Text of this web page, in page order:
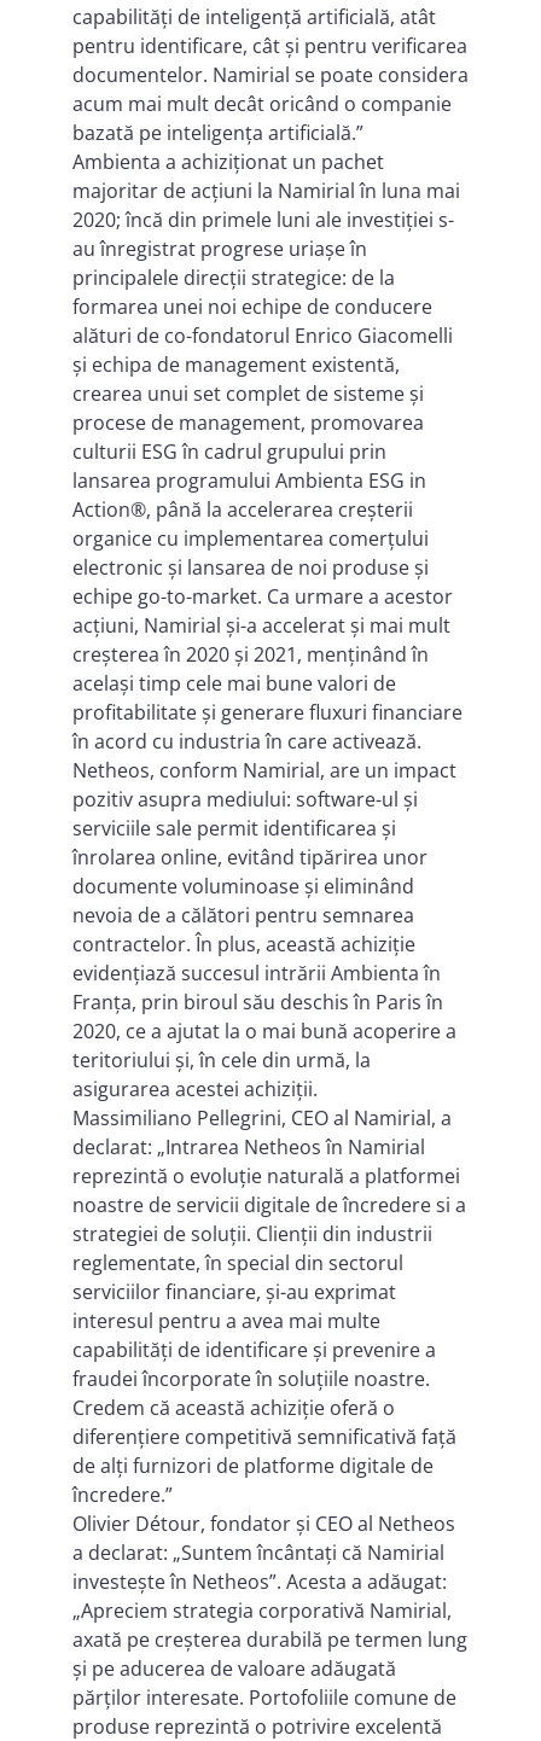
capabilități de inteligență artificială, atât
pentru identificare, cât și pentru verificarea
documentelor. Namirial se poate considera
acum mai mult decât oricând o companie
bazată pe inteligența artificială.”
Ambienta a achiziționat un pachet
majoritar de acțiuni la Namirial în luna mai
2020; încă din primele luni ale investiției s-
au înregistrat progrese uriașe în
principalele direcții strategice: de la
formarea unei noi echipe de conducere
alături de co-fondatorul Enrico Giacomelli
și echipa de management existentă,
crearea unui set complet de sisteme și
procese de management, promovarea
culturii ESG în cadrul grupului prin
lansarea programului Ambienta ESG in
Action®, până la accelerarea creșterii
organice cu implementarea comerțului
electronic și lansarea de noi produse și
echipe go-to-market. Ca urmare a acestor
acțiuni, Namirial și-a accelerat și mai mult
creșterea în 2020 și 2021, menținând în
același timp cele mai bune valori de
profitabilitate și generare fluxuri financiare
în acord cu industria în care activează.
Netheos, conform Namirial, are un impact
pozitiv asupra mediului: software-ul și
serviciile sale permit identificarea și
înrolarea online, evitând tipărirea unor
documente voluminoase și eliminând
nevoia de a călători pentru semnarea
contractelor. În plus, această achiziție
evidențiază succesul intrării Ambienta în
Franța, prin biroul său deschis în Paris în
2020, ce a ajutat la o mai bună acoperire a
teritoriului și, în cele din urmă, la
asigurarea acestei achiziții.
Massimiliano Pellegrini, CEO al Namirial, a
declarat: „Intrarea Netheos în Namirial
reprezintă o evoluție naturală a platformei
noastre de servicii digitale de încredere si a
strategiei de soluții. Clienții din industrii
reglementate, în special din sectorul
serviciilor financiare, și-au exprimat
interesul pentru a avea mai multe
capabilități de identificare și prevenire a
fraudei încorporate în soluțiile noastre.
Credem că această achiziție oferă o
diferențiere competitivă semnificativă față
de alți furnizori de platforme digitale de
încredere.”
Olivier Détour, fondator și CEO al Netheos
a declarat: „Suntem încântați că Namirial
investește în Netheos”. Acesta a adăugat:
„Apreciem strategia corporativă Namirial,
axată pe creșterea durabilă pe termen lung
și pe aducerea de valoare adăugată
părților interesate. Portofoliile comune de
produse reprezintă o potrivire excelentă